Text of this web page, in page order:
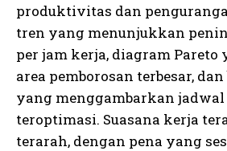
produktivitas dan
tren yang menunjukkan
per jam kerja, diagram
area pemborosan terbesar,
yang menggambarkan
teroptimasi. Suasana kerja
terarah, dengan pena yang